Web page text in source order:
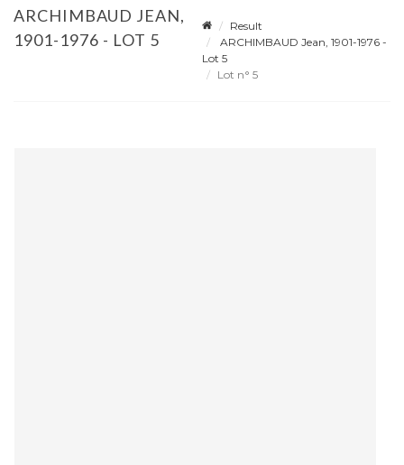
ARCHIMBAUD JEAN,
1901-1976 - LOT 5
Result
ARCHIMBAUD Jean, 1901-1976 -
Lot 5
Lot n° 5